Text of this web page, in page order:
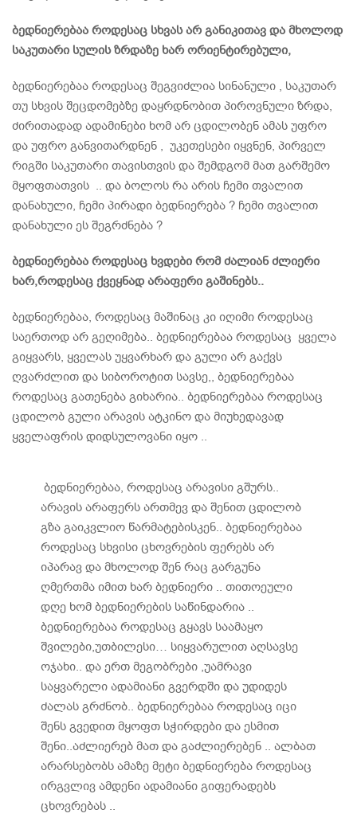
ბედნიერებაა როდესაც სხვას არ განიკითავ და მხოლოდ
საკუთარი სულის ზრდაზე ხარ ორიენტირებული,
ბედნიერებაა როდესაც შეგვიძლია სინანული , საკუთარ
თუ სხვის შეცდომებზე დაყრდნობით პიროვნული ზრდა,
ძირითადად ადამინები ხომ არ ცდილობენ ამას უფრო
და უფრო განვითარდნენ , უკეთესები იყვნენ, პირველ
რიგში საკუთარი თავისთვის და შემდგომ მათ გარშემო
მყოფთათვის .. და ბოლოს რა არის ჩემი თვალით
დანახული, ჩემი პირადი ბედნიერება ? ჩემი თვალით
დანახული ეს შეგრძნება ?
ბედნიერებაა როდესაც ხვდები რომ ძალიან ძლიერი
ხარ,როდესაც ქვეყნად არაფერი გაშინებს..
ბედნიერებაა, როდესაც მაშინაც კი იღიმი როდესაც
საერთოდ არ გეღიმება.. ბედნიერებაა როდესაც ყველა
გიყვარს, ყველას უყვარხარ და გული არ გაქვს
ღვარძლით და სიბოროტით სავსე,, ბედნიერებაა
როდესაც გათენება გიხარია.. ბედნიერებაა როდესაც
ცდილობ გული არავის ატკინო და მიუხედავად
ყველაფრის დიდსულოვანი იყო ..
ბედნიერებაა, როდესაც არავისი გშურს..
არავის არაფერს ართმევ და შენით ცდილობ
გზა გაიკვლიო წარმატებისკენ.. ბედნიერებაა
როდესაც სხვისი ცხოვრების ფერებს არ
იპარავ და მხოლოდ შენ რაც გარგუნა
ღმერთმა იმით ხარ ბედნიერი .. თითოეული
დღე ხომ ბედნიერების საწინდარია ..
ბედნიერებაა როდესაც გყავს საამაყო
შვილები,უთბილესი… სიყვარულით აღსავსე
ოჯახი.. და ერთ მეგობრები ,უამრავი
საყვარელი ადამიანი გვერდში და უდიდეს
ძალას გრძნობ.. ბედნიერებაა როდესაც იცი
შენს გვედით მყოფთ სჭირდები და ესმით
შენი..აძლიერებ მათ და გაძლიერებენ .. ალბათ
არარსებობს ამაზე მეტი ბედნიერება როდესაც
ირგვლივ ამდენი ადამიანი გიფერადებს
ცხოვრებას ..